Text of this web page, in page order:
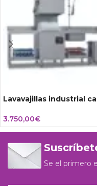
Lavavajillas industrial
3.750,00€
Se el primero